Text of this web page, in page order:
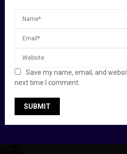
Save my name, email, and
next time I comment.